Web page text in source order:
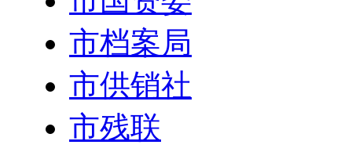
市档案局
市供销社
市残联